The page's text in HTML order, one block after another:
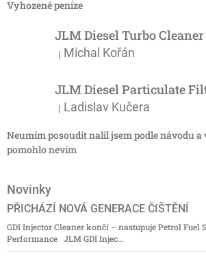
Vyhozené peníze
Hodnocení produktu je 5 z 5
| Michal Kořán
Hodnocení produktu je 3 z 5
| Ladislav Kučera
Neumím posoudit nalil jsem podle návodu
pomohlo nevím
Novinky
PŘICHÁZÍ NOVÁ GENERACE ČIŠTĚNÍ
GDI Injector Cleaner končí – nastupuje Petrol Fuel
Performance JLM GDI Injec...